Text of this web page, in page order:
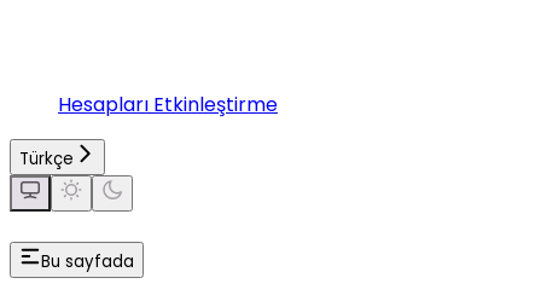
Hesapları Etkinleştirme
Türkçe
Bu sayfada